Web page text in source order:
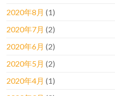
2020年8月 (1)
2020年7月 (2)
2020年6月 (2)
2020年5月 (2)
2020年4月 (1)